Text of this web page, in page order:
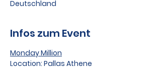
Deutschland
Infos zum Event
Monday Million
Location: Pallas Athene